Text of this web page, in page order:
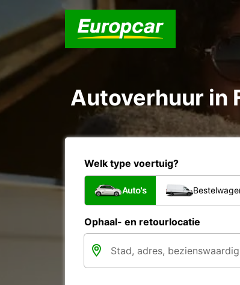
Autoverhuur in
Welk type voertuig?
Auto's
Ophaal- en retourlocatie